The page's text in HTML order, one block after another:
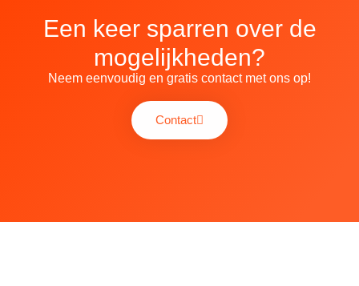
Een keer sparren over de
mogelijkheden?
Neem eenvoudig en gratis contact met ons op!
Contact